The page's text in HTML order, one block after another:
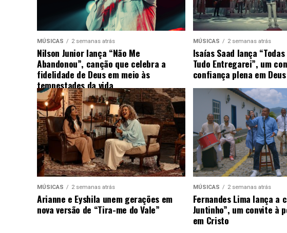
MÚSICAS 2 semanas atrás
Nilson Junior lança “Não Me
Abandonou”, canção que celebra a
fidelidade de Deus em meio às
tempestades da vida
MÚSICAS 2 semanas atrás
Isaías Saad lança
Tudo Entregarei”, um
confiança plena em Deus
MÚSICAS 2 semanas atrás
Arianne e Eyshila unem gerações em
nova versão de “Tira-me do Vale”
MÚSICAS 2 semanas atrás
Fernandes Lima lança a
Juntinho”, um convite à
em Cristo